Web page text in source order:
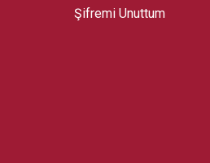
Şifremi Unuttum